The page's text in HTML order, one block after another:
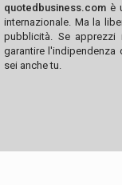
quotedbusiness.com è
internazionale. Ma la
pubblicità. Se
garantire
sei anche tu.